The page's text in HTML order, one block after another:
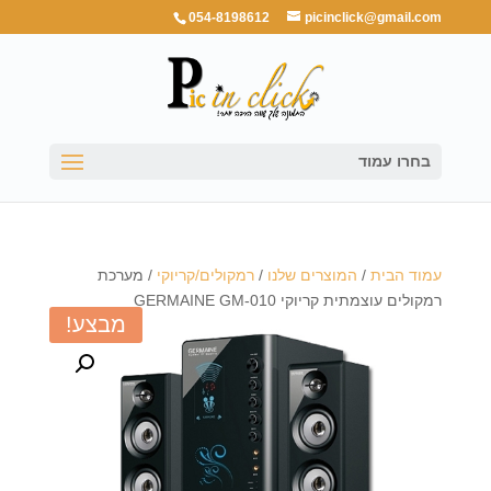
054-8198612 picinclick@gmail.com
בחרו עמוד
עמוד הבית/ המוצרים שלנו / רמקולים/קריוקי / מערכת
רמקולים עוצמתית קריוקי GERMAINE GM-010
מבצע!